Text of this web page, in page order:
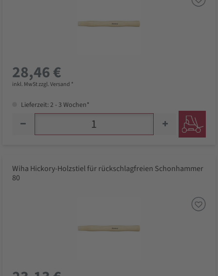
28,46 €
inkl. MwSt zzgl. Versand *
Lieferzeit: 2 - 3 Wochen*
Wiha Hickory-Holzstiel für rückschlagfreien Schonhammer
80